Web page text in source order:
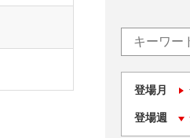
登場月
登場週